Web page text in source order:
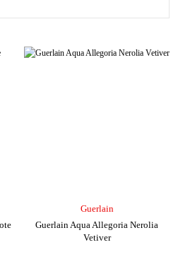
Guerlain
Guerlain Aqua Allegoria Nerolia
Vetiver